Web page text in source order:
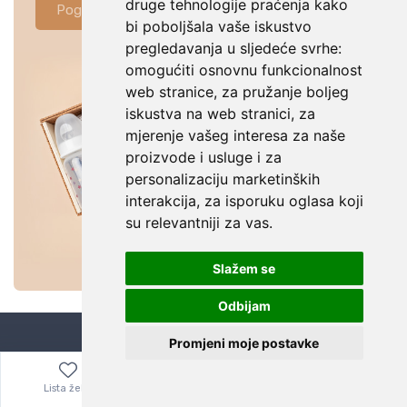
druge tehnologije praćenja kako
bi poboljšala vaše iskustvo
pregledavanja u sljedeće svrhe:
omogućiti osnovnu funkcionalnost
web stranice, za pružanje boljeg
iskustva na web stranici, za
mjerenje vašeg interesa za naše
proizvode i usluge i za
personalizaciju marketinških
interakcija, za isporuku oglasa koji
su relevantniji za vas.
Slažem se
Odbijam
Promjeni moje postavke
Pogledaj ponudu
Bitno je znati
Lista želja